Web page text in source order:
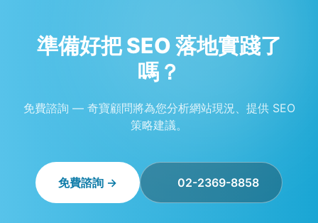
準備好把 SEO 落地實踐了
嗎？
免費諮詢 — 奇寶顧問將為您分析網站現況、提供 SEO
策略建議。
免費諮詢 → 02-2369-8858